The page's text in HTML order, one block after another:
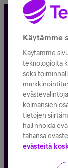
Tietosuoja
Tilauksen
Käyttöehdot
Evästeiden
Käytämme
Käytämme
teknologioita
sekä
kolmansien
tietojen
hallinnoida
tahansa
evästeitä